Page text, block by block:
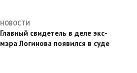
НОВОСТИ
Главный свидетель в деле экс-
мэра Логинова появился в суде